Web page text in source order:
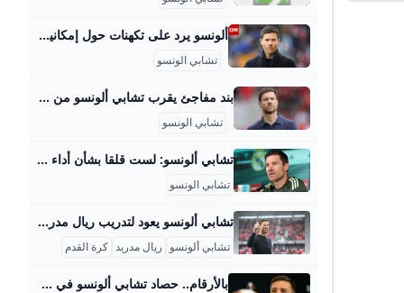
ألونسو يرد على تكهنات حول إمكانية تدريبه لليفربول بعد رحيل كلوب وصف تشابي ألونسو، المدير الفني لنادي باير ليفركوزن الألماني، رحيل المدرب يورغن كلوب عن نادي ليفربول الإنجليزي في ختام الموسم الجاري بالمفاجأة. رياضةنشرالسبت، 27 يناير / كانون الثاني 20241 min قراءة
تشابي الونسو
بند مفاجئ يقرب تشابي ألونسو من ريال مدريد! السعودية Goal.com هل هو خليفة أنشيلوتي؟
تشابي الونسو
تشابي ألونسو: لست قلقا بشأن أداء الفريق.. والجميع متحمس لتقديم موسم مميز - موقع بصراحة الإخباري تحدث الإسباني تشابي ألونسو المدير الفني لنادي ريال مدريد، عن الاستعداد لمباراة الغد أمام ريال أفييدو، ضمن مباريات الجولة الثانية من الدوري الإسباني قال تشابي ألونسو: “أنا متأكد من أنها مباراة مميزة لأوفيدو وجماهيره، سنلعب الآن ومن المهم جداً لنا أيضاً أن نواصل التطور خارج أرضنا وأن نكون منافسين وأن نواصل تقديم أداء عالٍ أينما لعبنا”. وتابع خلال المؤتمر الصحفي: “ذكرت مؤخراً أن وضع كأس العالم مختلف بعض الشيء، لم نلعب سوى مباراة واحدة ويجب التعامل مع الإحصائيات بحذر، وجميع اللاعبين مهمون وأنا أعتمد عليهم ومنذ إنضمامي، يمكن لأي لاعب أن يكون لاعباً أساسياً”.
تشابي الونسو
تشابي ألونسو يعود لتدريب ريال مدريد في 2025 تشابي ألونسو، أحد أساطير كرة القدم الإسبانية والعالمية، بدأ مسيرته التدريبية بعد اعتزاله اللعب، حيث تولى تدريب فرق الفئات العمرية في أكاديمية ريال مدريد، وحقق معهم نجاحات ملموسة مثل الفوز بالدوري وبطولة أبطال الأكاديميات مع فريق تحت 14 سنة في موسم 2018-2019. ثم اتجه إلى تدريب فريق الرديف لنادي ريال سوسيداد بين عامي 2019 و2022، وقاده للصعود إلى الدرجة الثانية الإسبانية في موسم 2021، مما برهن على قدراته الكبيرة في تطوير فرق الشباب وتأهيلها للمنافسة على المستويات الأعلى.
تشابي ألونسو ريال مدريد كرة القدم
بالأرقام.. حصاد تشابي ألونسو في مشواره مع باير ليفركوزن - اليوم السابع أسدل المدرب الإسباني تشابي ألونسو، الستار على مشواره التدريبي مع فريق باير ليفركوزن الألماني، بعد مسيرة رائعة مليئة بالنجاحات. بالأرقام.. حصاد تشابي ألونسو في مشواره مع باير ليفركوزن الجمعة، 09 مايو 2025 04:30 م 138 مباراة حصد 289 نقطة حقق 89 فوزا 31 تعادلا تلقى 18 هزيمة سجل 311 هدفا استقبلت شباكه 149 هدفا متوسط 2.16 نقطة في المباراة الواحدة توج بثلاثة ألقاب الدوري الألماني كأس ألمانيا كأس السوبر الألماني